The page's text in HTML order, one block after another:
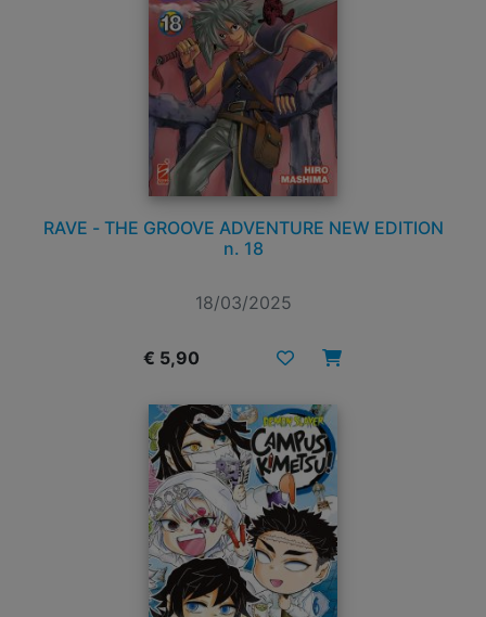
RAVE - THE GROOVE ADVENTURE NEW EDITION
n. 18
18/03/2025
€ 5,90